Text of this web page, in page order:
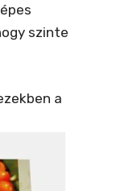
szinte
a